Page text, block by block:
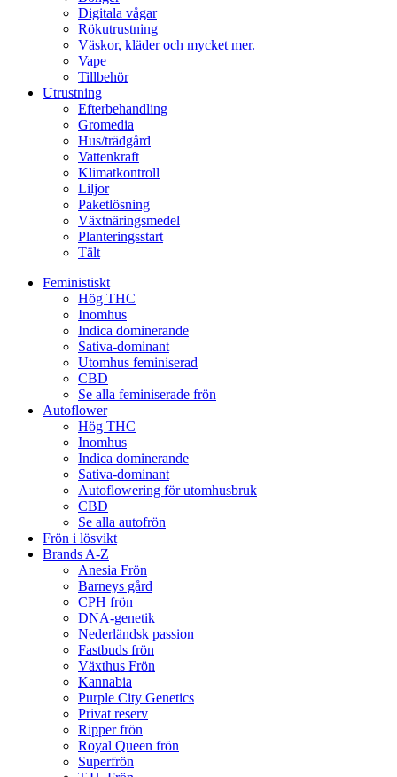
Digitala vågar
Rökutrustning
Väskor, kläder och mycket mer.
Vape
Tillbehör
Utrustning
Efterbehandling
Gromedia
Hus/trädgård
Vattenkraft
Klimatkontroll
Liljor
Paketlösning
Växtnäringsmedel
Planteringsstart
Tält
Feministiskt
Hög THC
Inomhus
Indica dominerande
Sativa-dominant
Utomhus feminiserad
CBD
Se alla feminiserade frön
Autoflower
Hög THC
Inomhus
Indica dominerande
Sativa-dominant
Autoflowering för utomhusbruk
CBD
Se alla autofrön
Frön i lösvikt
Brands A-Z
Anesia Frön
Barneys gård
CPH frön
DNA-genetik
Nederländsk passion
Fastbuds frön
Växthus Frön
Kannabia
Purple City Genetics
Privat reserv
Ripper frön
Royal Queen frön
Superfrön